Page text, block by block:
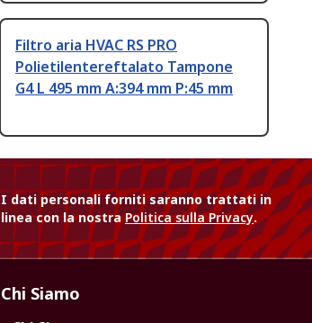
Filtro aria HVAC RS PRO
Polietilentereftalato Tampone
G4 L 495 mm A:394 mm P:45 mm
I dati personali forniti saranno trattati in
linea con la nostraPolitica sulla Privacy.
Chi Siamo